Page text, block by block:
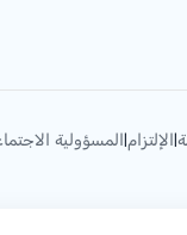
|الإلتزام|المسؤولية